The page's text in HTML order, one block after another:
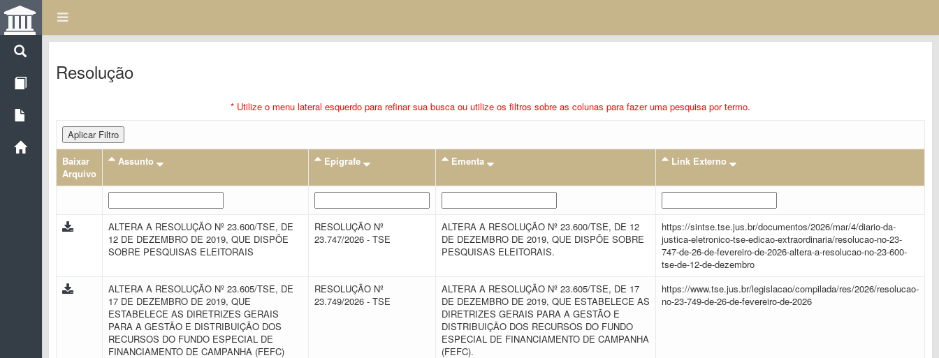
Resolução
* Utilize o menu lateral esquerdo para refinar sua busca ou utilize os filtros sobre as colunas para fazer uma pesquisa por termo.
Aplicar Filtro
Baixar
Arquivo
Assunto Epigrafe Ementa Link Externo
ALTERA A RESOLUÇÃO Nº 23.600/TSE, DE
12 DE DEZEMBRO DE 2019, QUE DISPÕE
SOBRE PESQUISAS ELEITORAIS
RESOLUÇÃO Nº
23.747/2026 - TSE
ALTERA A RESOLUÇÃO Nº 23.600/TSE, DE 12
DE DEZEMBRO DE 2019, QUE DISPÕE SOBRE
PESQUISAS ELEITORAIS.
https://sintse.tse.jus.br/documentos/2026/mar/4/diario-da-
justica-eletronico-tse-edicao-extraordinaria/resolucao-no-23-
747-de-26-de-fevereiro-de-2026-altera-a-resolucao-no-23-600-
tse-de-12-de-dezembro
ALTERA A RESOLUÇÃO Nº 23.605/TSE, DE
17 DE DEZEMBRO DE 2019, QUE
ESTABELECE AS DIRETRIZES GERAIS
PARA A GESTÃO E DISTRIBUIÇÃO DOS
RECURSOS DO FUNDO ESPECIAL DE
FINANCIAMENTO DE CAMPANHA (FEFC)
RESOLUÇÃO Nº
23.749/2026 - TSE
ALTERA A RESOLUÇÃO Nº 23.605/TSE, DE 17
DE DEZEMBRO DE 2019, QUE ESTABELECE AS
DIRETRIZES GERAIS PARA A GESTÃO E
DISTRIBUIÇÃO DOS RECURSOS DO FUNDO
ESPECIAL DE FINANCIAMENTO DE CAMPANHA
(FEFC).
https://www.tse.jus.br/legislacao/compilada/res/2026/resolucao-
no-23-749-de-26-de-fevereiro-de-2026